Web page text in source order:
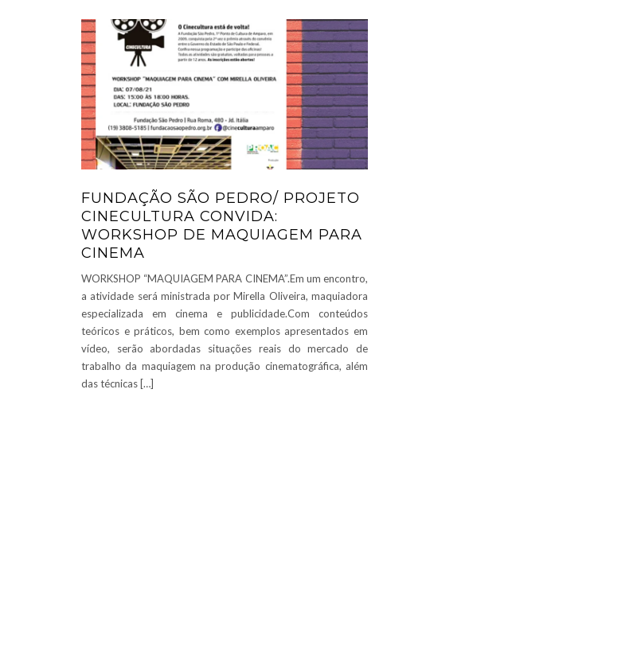
FUNDAÇÃO SÃO PEDRO/ PROJETO
CINECULTURA CONVIDA:
WORKSHOP DE MAQUIAGEM PARA
CINEMA
WORKSHOP “MAQUIAGEM PARA CINEMA”.Em um encontro,
a atividade será ministrada por Mirella Oliveira, maquiadora
especializada em cinema e publicidade.Com conteúdos
teóricos e práticos, bem como exemplos apresentados em
vídeo, serão abordadas situações reais do mercado de
trabalho da maquiagem na produção cinematográfica, além
das técnicas […]